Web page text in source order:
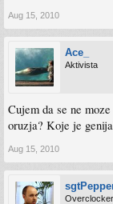
Aug 15, 2010
Ace_
Aktivista
Cujem da se ne
oruzja? Koje je
Aug 15, 2010
Overclocker